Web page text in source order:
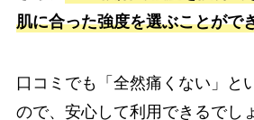
肌に合った強度を選ぶことがで
口コミでも「全然痛くない」と
ので、安心して利用できるでし